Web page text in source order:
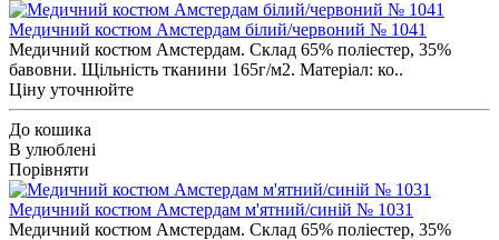
Медичний костюм Амстердам білий/червоний № 1041
Медичний костюм Амстердам. Склад 65% поліестер, 35%
бавовни. Щільність тканини 165г/м2. Матеріал: ко..
Ціну уточнюйте
До кошика
В улюблені
Порівняти
Медичний костюм Амстердам м'ятний/синій № 1031
Медичний костюм Амстердам. Склад 65% поліестер, 35%